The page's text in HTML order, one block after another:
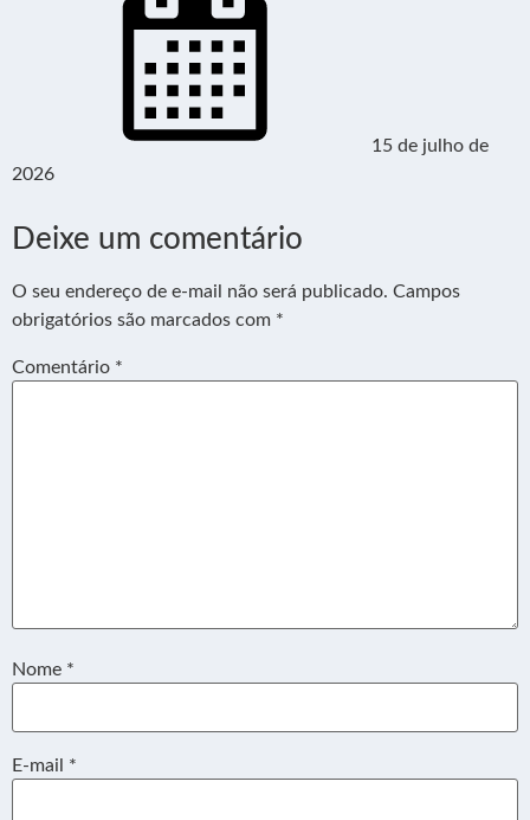
15 de julho de
2026
Deixe um comentário
O seu endereço de e-mail não será publicado. Campos
obrigatórios são marcados com *
Comentário *
Nome *
E-mail *